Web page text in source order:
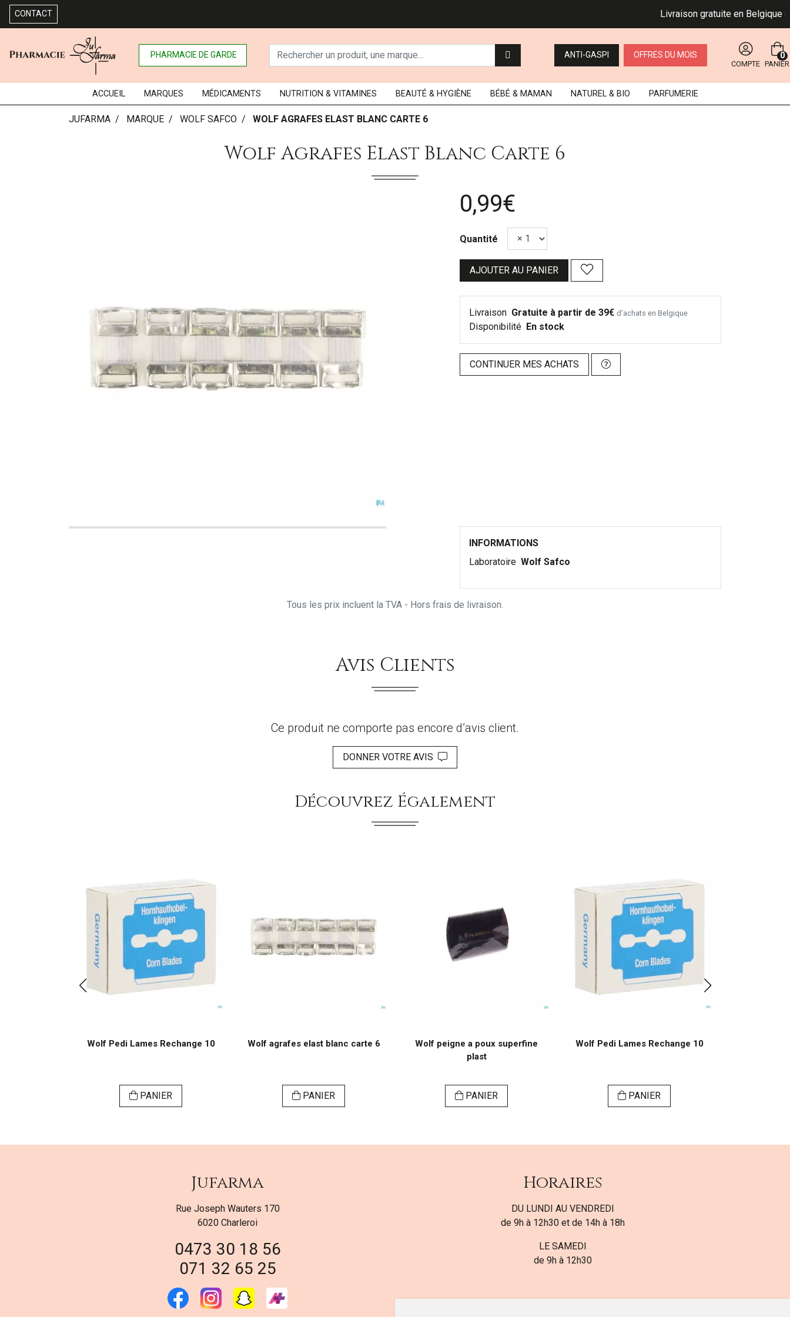
CONTACT Livraison gratuite en Belgique
PHARMACIE DE GARDE ANTI-GASPI OFFRES DU MOIS
COMPTE PANIER
0
ACCUEIL MARQUES MÉDICAMENTS NUTRITION & VITAMINES BEAUTÉ & HYGIÈNE BÉBÉ & MAMAN NATUREL & BIO PARFUMERIE
JUFARMA MARQUE WOLF SAFCO WOLF AGRAFES ELAST BLANC CARTE 6
Wolf Agrafes Elast Blanc Carte 6
0,99€
Quantité
AJOUTER AU PANIER
Livraison Gratuite à partir de 39€ d’achats en Belgique
Disponibilité En stock
CONTINUER MES ACHATS
INFORMATIONS
Laboratoire Wolf Safco
Tous les prix incluent la TVA - Hors frais de livraison.
Avis Clients
Ce produit ne comporte pas encore d’avis client.
DONNER VOTRE AVIS
Découvrez Également
Wolf Pedi Lames Rechange 10
PANIER
Wolf agrafes elast blanc carte 6
PANIER
Wolf peigne a poux superfine
plast
PANIER
Wolf Pedi Lames Rechange 10
PANIER
Jufarma
Rue Joseph Wauters 170
6020 Charleroi
0473 30 18 56
071 32 65 25
Horaires
DU LUNDI AU VENDREDI
de 9h à 12h30 et de 14h à 18h
LE SAMEDI
de 9h à 12h30